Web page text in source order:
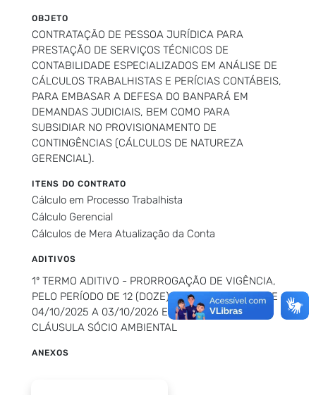
OBJETO
CONTRATAÇÃO DE PESSOA JURÍDICA PARA
PRESTAÇÃO DE SERVIÇOS TÉCNICOS DE
CONTABILIDADE ESPECIALIZADOS EM ANÁLISE DE
CÁLCULOS TRABALHISTAS E PERÍCIAS CONTÁBEIS,
PARA EMBASAR A DEFESA DO BANPARÁ EM
DEMANDAS JUDICIAIS, BEM COMO PARA
SUBSIDIAR NO PROVISIONAMENTO DE
CONTINGÊNCIAS (CÁLCULOS DE NATUREZA
GERENCIAL).
ITENS DO CONTRATO
Cálculo em Processo Trabalhista
Cálculo Gerencial
Cálculos de Mera Atualização da Conta
ADITIVOS
1º TERMO ADITIVO - PRORROGAÇÃO DE VIGÊNCIA,
PELO PERÍODO DE 12 (DOZE) MESES, A CONTAR DE
04/10/2025 A 03/10/2026 E INCLUSÃO DA
CLÁUSULA SÓCIO AMBIENTAL
ANEXOS